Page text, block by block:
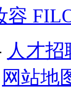
容
人才招
网站地